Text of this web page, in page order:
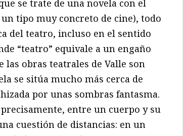
se trate de una novela con el
tipo muy concreto de cine), todo
del teatro, incluso en el sentido
“teatro” equivale a un engaño
las obras teatrales de Valle son
se sitúa mucho más cerca de
por unas sombras fantasma.
entre un cuerpo y su
cuestión de distancias: en un